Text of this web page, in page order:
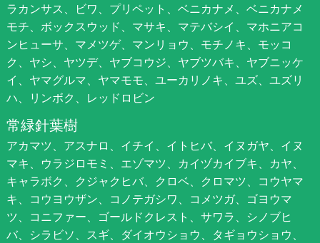
ラカンサス、ビワ、プリペット、ベニカナメ、ベニカナメ
モチ、ボックスウッド、マサキ、マテバシイ、マホニアコ
ンヒューサ、マメツゲ、マンリョウ、モチノキ、モッコ
ク、ヤシ、ヤツデ、ヤブコウジ、ヤブツバキ、ヤブニッケ
イ、ヤマグルマ、ヤマモモ、ユーカリノキ、ユズ、ユズリ
ハ、リンボク、レッドロビン
常緑針葉樹
アカマツ、アスナロ、イチイ、イトヒバ、イヌガヤ、イヌ
マキ、ウラジロモミ、エゾマツ、カイヅカイブキ、カヤ、
キャラボク、クジャクヒバ、クロベ、クロマツ、コウヤマ
キ、コウヨウザン、コノテガシワ、コメツガ、ゴヨウマ
ツ、コニファー、ゴールドクレスト、サワラ、シノブヒ
バ、シラビソ、スギ、ダイオウショウ、タギョウショウ、